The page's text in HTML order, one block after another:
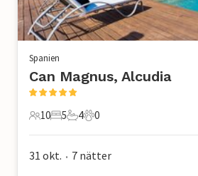
Spanien
Can Magnus, Alcudia
10 Gäster
10
5 Sovrum
5
4 Badrum
4
0 Husdjur
0
31 okt. • 7 nätter